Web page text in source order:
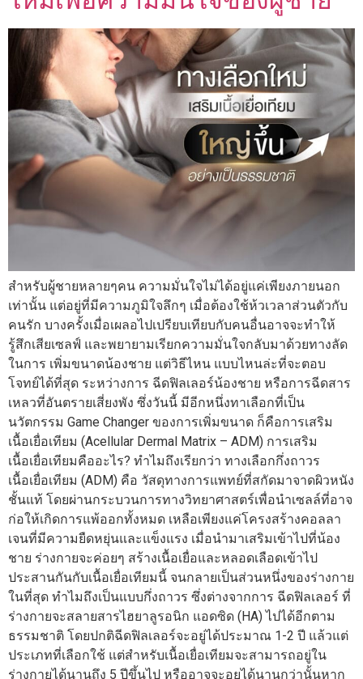
สำหรับผู้ชายหลายๆคน ความมั่นใจไม่ได้อยู่แค่เพียงภายนอก
เท่านั้น แต่อยู่ที่มีความภูมิใจลึกๆ เมื่อต้องใช้ห้วเวลาส่วนตัวกับ
คนรัก บางครั้งเมื่อเผลอไปเปรียบเทียบกับคนอื่นอาจจะทำให้
รู้สึกเสียเซลฟ์ และพยายามเรียกความมั่นใจกลับมาด้วยทางลัด
ในการ เพิ่มขนาดน้องชาย แต่วิธีไหน แบบไหนล่ะที่จะตอบ
โจทย์ได้ที่สุด ระหว่างการ ฉีดฟิลเลอร์น้องชาย หรือการฉีดสาร
เหลวที่อันตรายเสี่ยงพัง ซึ่งวันนี้ มีอีกหนึ่งทาเลือกที่เป็น
นวัตกรรม Game Changer ของการเพิ่มขนาด ก็คือการเสริม
เนื้อเยื่อเทียม (Acellular Dermal Matrix – ADM) การเสริม
เนื้อเยื่อเทียมคืออะไร? ทำไมถึงเรียกว่า ทางเลือกกึ่งถาวร
เนื้อเยื่อเทียม (ADM) คือ วัสดุทางการแพทย์ที่สกัดมาจาดผิวหนัง
ชั้นแท้ โดยผ่านกระบวนการทางวิทยาศาสตร์เพื่อนำเซลล์ที่อาจ
ก่อให้เกิดการแพ้ออกทั้งหมด เหลือเพียงแค่โครงสร้างคอลลา
เจนที่มีความยืดหยุ่นและแข็งแรง เมื่อนำมาเสริมเข้าไปที่น้อง
ชาย ร่างกายจะค่อยๆ สร้างเนื้อเยื่อและหลอดเลือดเข้าไป
ประสานกันกับเนื้อเยื่อเทียมนี้ จนกลายเป็นส่วนหนึ่งของร่างกาย
ในที่สุด ทำไมถึงเป็นแบบกึ่งถาวร ซึ่งต่างจากการ ฉีดฟิลเลอร์ ที่
ร่างกายจะสลายสารไฮยาลูรอนิก แอดซิด (HA) ไปได้อีกตาม
ธรรมชาติ โดยปกติฉีดฟิลเลอร์จะอยู่ได้ประมาณ 1-2 ปี แล้วแต่
ประเภทที่เลือกใช้ แต่สำหรับเนื้อเยื่อเทียมจะสามารถอยู่ใน
ร่างกายได้นานถึง 5 ปีขึ้นไป หรืออาจจะอยูได้นานกว่านั้นหาก